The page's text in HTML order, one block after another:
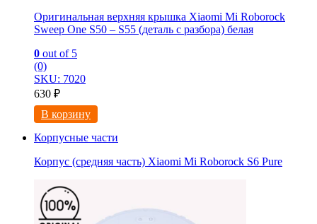
Оригинальная верхняя крышка Xiaomi Mi Roborock
Sweep One S50 – S55 (деталь с разбора) белая
0 out of 5
(0)
SKU: 7020
630 ₽
В корзину
Корпусные части
Корпус (средняя часть) Xiaomi Mi Roborock S6 Pure